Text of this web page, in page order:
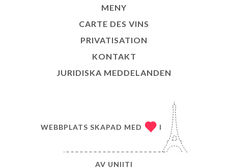
MENY
CARTE DES VINS
PRIVATISATION
KONTAKT
JURIDISKA MEDDELANDEN
WEBBPLATS SKAPAD MED I
AV UNIITI